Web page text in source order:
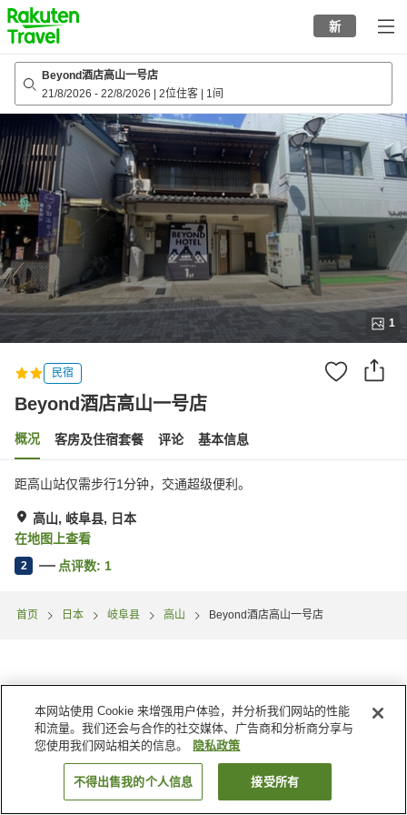
to
top
page
新
Beyond酒店高山一号店
21/8/2026 - 22/8/2026 2位住客 1间
1
民宿
Beyond酒店高山一号店
概况 客房及住宿套餐 评论 基本信息
距高山站仅需步行1分钟，交通超级便利。
高山, 岐阜县, 日本
在地图上查看
2 点评数: 1
首页 日本 岐阜县 高山 Beyond酒店高山一号店
搜索客房
本网站使用 Cookie 来增强用户体验，并分析我们网站的性能
和流量。我们还会与合作的社交媒体、广告商和分析商分享与
您使用我们网站相关的信息。
隐私政策
不得出售我的个人信息 接受所有